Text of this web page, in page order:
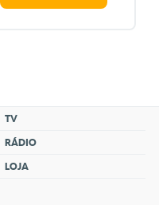
TV
RÁDIO
LOJA